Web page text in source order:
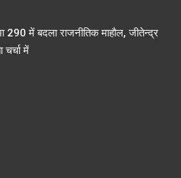
में बदला राजनीतिक माहौल, जीतेन्द्र
चर्चा में